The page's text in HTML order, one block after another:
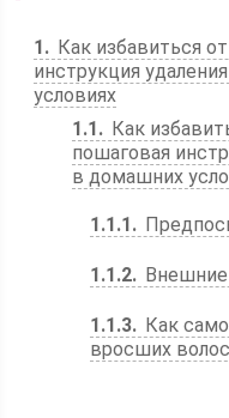
1
Как избавиться
инструкция
условиях
1.1
Как
пошаговая
в домашних
1.1.1
1.1.2
1.1.3
Как
вросших